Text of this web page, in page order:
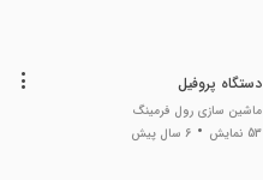
دستگاه پروفیل
ماشین سازی رول فرمینگ
53 نمایش
6 سال پیش